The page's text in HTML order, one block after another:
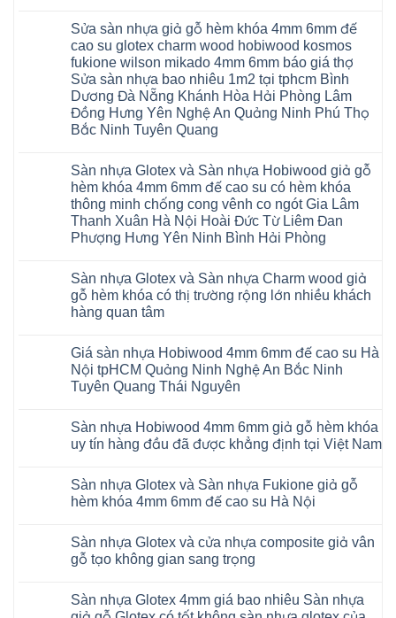
bình
luận
ở
Sàn
gỗ
AURUM
Floor
Báo
giá
Sàn
Floor
nhập
khẩu
Malaysia
14
AI
RUM
AI
35
AI
AI
37
AI
dày
12mm
to
tại
Hà
Nội
Xuân
Thanh
Trì
Cầu
Giấy
Tây
Hồ
Yên
TpHCM
Bình
Sửa sàn nhựa giả gỗ hèm khóa 4mm 6mm đế
cao su glotex charm wood hobiwood kosmos
fukione wilson mikado 4mm 6mm báo giá thợ
Sửa sàn nhựa bao nhiêu 1m2 tại tphcm Bình
Dương Đà Nẵng Khánh Hòa Hải Phòng Lâm
Đồng Hưng Yên Nghệ An Quảng Ninh Phú Thọ
Bắc Ninh Tuyên Quang
bình
luận
ở
Sửa
sàn
nhựa
giả
khóa
4mm
6mm
đế
cao
charm
wood
hobiwood
kosmos
mikado
4mm
6mm
thợ
Sửa
sàn
nhiêu
1m2
tại
Dương
Đà
Sàn nhựa Glotex và Sàn nhựa Hobiwood giả gỗ
hèm khóa 4mm 6mm đế cao su có hèm khóa
thông minh chống cong vênh co ngót Gia Lâm
Thanh Xuân Hà Nội Hoài Đức Từ Liêm Đan
Phượng Hưng Yên Ninh Bình Hải Phòng
bình
luận
ở
Sàn
và
Sàn
nhựa
Hobiwood
giả
khóa
4mm
6mm
su
có
hèm
minh
chống
cong
ngót
Gia
Sàn nhựa Glotex và Sàn nhựa Charm wood giả
gỗ hèm khóa có thị trường rộng lớn nhiều khách
hàng quan tâm
bình
luận
ở
Sàn
và
Sàn
nhựa
giả
gỗ
hèm
thị
trường
rộng
khách
hàng
Giá sàn nhựa Hobiwood 4mm 6mm đế cao su Hà
Nội tpHCM Quảng Ninh Nghệ An Bắc Ninh
Tuyên Quang Thái Nguyên
bình
luận
ở
nhựa
Hobiwood
4mm
cao
Hà
Quảng
Ninh
Sàn nhựa Hobiwood 4mm 6mm giả gỗ hèm khóa
uy tín hàng đầu đã được khẳng định tại Việt Nam
bình
luận
ở
Hobiwood
4mm
6mm
hèm
khóa
Sàn nhựa Glotex và Sàn nhựa Fukione giả gỗ
hèm khóa 4mm 6mm đế cao su Hà Nội
bình
luận
ở
Glotex
Sàn nhựa Glotex và cửa nhựa composite giả vân
gỗ tạo không gian sang trọng
bình
luận
Sàn nhựa Glotex 4mm giá bao nhiêu Sàn nhựa